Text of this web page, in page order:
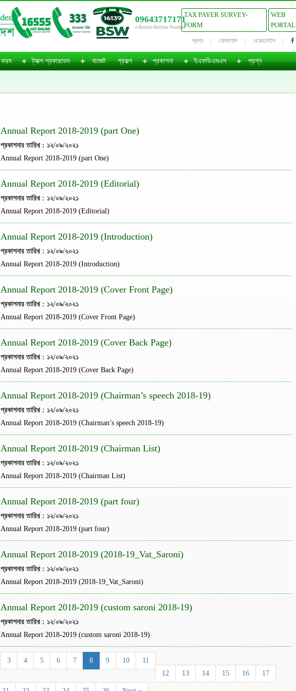
09643717171
e-Return Hotline Number
TAX PAYER SURVEY-
FORM
WEB
PORTAL
প্রশ্ন যোগাযোগ ওয়েবমেইল
ফরম ট্যাক্স প্রকারভেদ বাজেট প্রকল্প প্রকাশনা ইএফডিএমএস প্রশ্ন
Annual Report 2018-2019 (part One)
প্রকাশনার তারিখ় : ১২/০৯/২০২১
Annual Report 2018-2019 (part One)
Annual Report 2018-2019 (Editorial)
প্রকাশনার তারিখ় : ১২/০৯/২০২১
Annual Report 2018-2019 (Editorial)
Annual Report 2018-2019 (Introduction)
প্রকাশনার তারিখ় : ১২/০৯/২০২১
Annual Report 2018-2019 (Introduction)
Annual Report 2018-2019 (Cover Front Page)
প্রকাশনার তারিখ় : ১২/০৯/২০২১
Annual Report 2018-2019 (Cover Front Page)
Annual Report 2018-2019 (Cover Back Page)
প্রকাশনার তারিখ় : ১২/০৯/২০২১
Annual Report 2018-2019 (Cover Back Page)
Annual Report 2018-2019 (Chairman’s speech 2018-19)
প্রকাশনার তারিখ় : ১২/০৯/২০২১
Annual Report 2018-2019 (Chairman’s speech 2018-19)
Annual Report 2018-2019 (Chairman List)
প্রকাশনার তারিখ় : ১২/০৯/২০২১
Annual Report 2018-2019 (Chairman List)
Annual Report 2018-2019 (part four)
প্রকাশনার তারিখ় : ১২/০৯/২০২১
Annual Report 2018-2019 (part four)
Annual Report 2018-2019 (2018-19_Vat_Saroni)
প্রকাশনার তারিখ় : ১২/০৯/২০২১
Annual Report 2018-2019 (2018-19_Vat_Saroni)
Annual Report 2018-2019 (custom saroni 2018-19)
প্রকাশনার তারিখ় : ১২/০৯/২০২১
Annual Report 2018-2019 (custom saroni 2018-19)
3 4 5 6 7 8 9 10
11
12
13 14 15 16 17